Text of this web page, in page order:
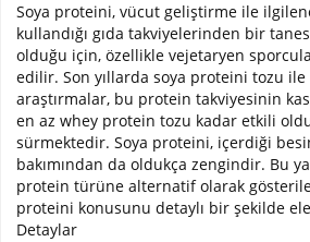
Soya proteini, vücut geliştirme ile
kullandığı gıda takviyelerinden bir
olduğu için, özellikle vejetaryen
edilir. Son yıllarda soya proteini tozu
araştırmalar, bu protein takviyesinin
en az whey protein tozu kadar etkili
sürmektedir. Soya proteini, içerdiği
bakımından da oldukça zengindir. Bu
protein türüne alternatif olarak
proteini konusunu detaylı bir şekilde
Detaylar